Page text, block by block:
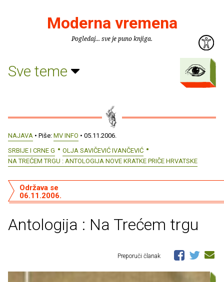
Moderna vremena
Pogledaj... sve je puno knjiga.
Sve teme
NAJAVA • Piše: MV INFO • 05.11.2006.
SRBIJE I CRNE G
OLJA SAVIČEVIĆ IVANČEVIĆ
NA TREĆEM TRGU : ANTOLOGIJA NOVE KRATKE PRIČE HRVATSKE
Antologija : Na Trećem trgu
Održava se
06.11.2006.
Preporuči članak